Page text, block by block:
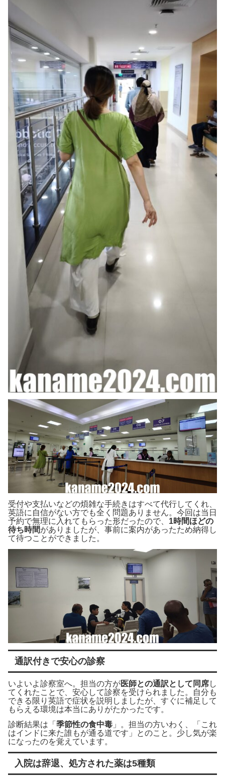
受付や支払いなどの煩雑な手続きはすべて代行してくれ、
英語に自信がない方でも全く問題ありません。今回は当日
予約で無理に入れてもらった形だったので、 1時間ほどの
待ち時間がありましたが、事前に案内があったため納得し
て待つことができました。
通訳付きで安心の診察
いよいよ診察室へ。担当の方が医師との通訳として同席し
てくれたことで、安心して診察を受けられました。自分も
できる限り英語で症状を説明しましたが、すぐに補足して
もらえる環境は本当にありがたかったです。
診断結果は「 季節性の食中毒 」。担当の方いわく、「これ
はインドに来た誰もが通る道です」とのこと。少し気が楽
になったのを覚えています。
入院は辞退、処方された薬は5種類